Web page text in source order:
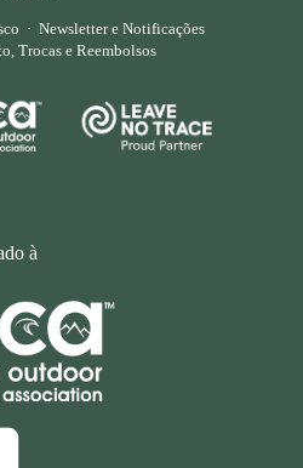
· Newsletter e Notificações
Trocas e Reembolsos
à